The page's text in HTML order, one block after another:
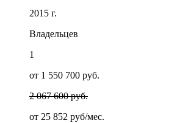
2015 г.
Владельцев
1
от 1 550 700 руб.
2 067 600 руб.
от 25 852 руб/мес.